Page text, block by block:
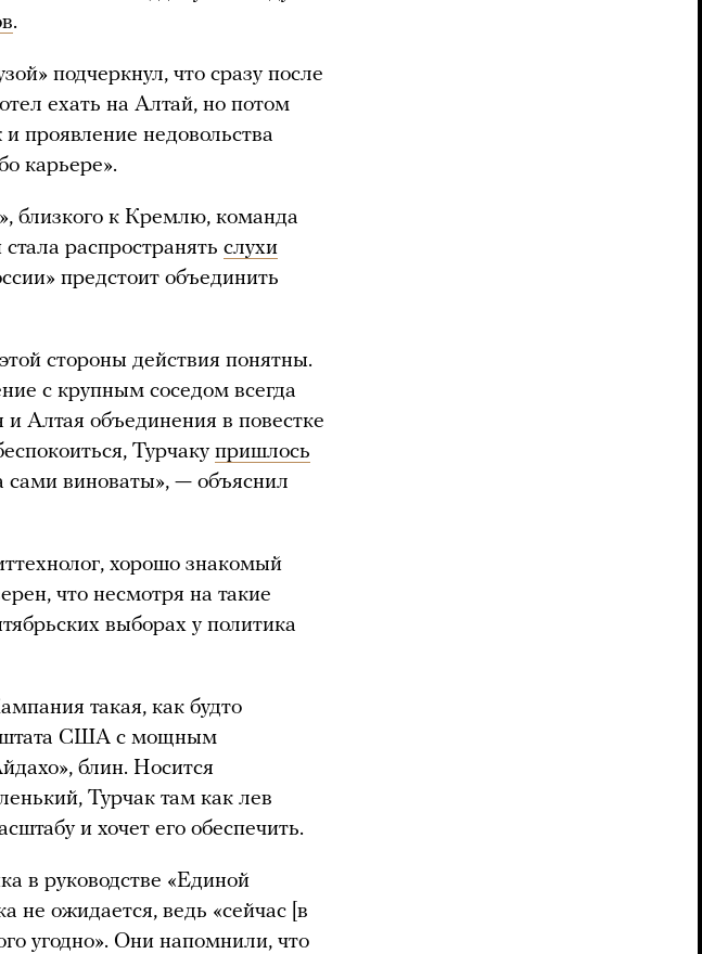
.
подчеркнул, что сразу после
ехать на Алтай, но потом
проявление недовольства
карьере».
близкого к Кремлю, команда
распространять слухи
предстоит объединить
стороны действия понятны.
с крупным соседом всегда
и Алтая объединения в повестке
Турчаку пришлось
сами виноваты», — объяснил
хорошо знакомый
что несмотря на такие
выборах у политика
такая, как будто
штата США с мощным
блин. Носится
Турчак там как лев
и хочет его обеспечить.
в руководстве «Единой
не ожидается, ведь «сейчас [в
угодно». Они напомнили, что